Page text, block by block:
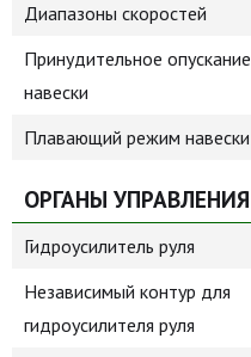
Диапазоны скоростей
Принудительное опускание
навески
Плавающий режим навески
ОРГАНЫ УПРАВЛЕНИЯ
Гидроусилитель руля
Независимый контур для
гидроусилителя руля